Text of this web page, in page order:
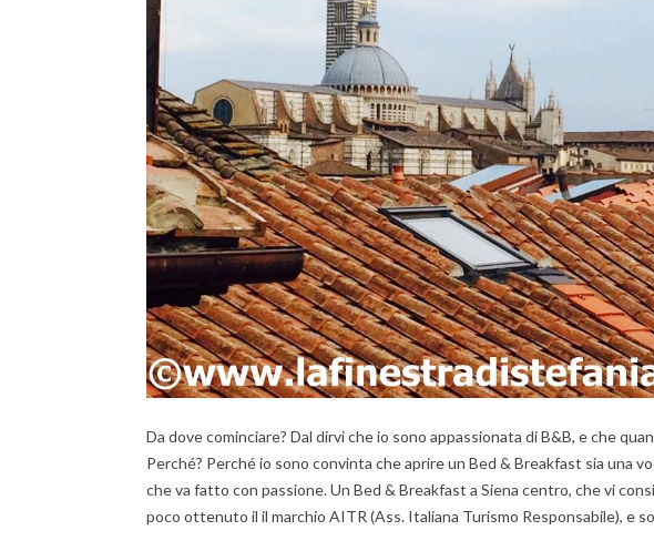
Da dove cominciare? Dal dirvi che io sono appassionata di B&B, e che
Perché? Perché io sono convinta che aprire un Bed & Breakfast sia una
che va fatto con passione. Un Bed & Breakfast a Siena centro, che vi
poco ottenuto il il marchio AITR (Ass. Italiana Turismo Responsabile), e